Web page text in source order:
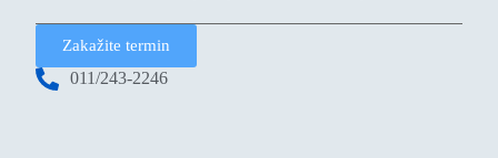
Zakažite termin
011/243-2246